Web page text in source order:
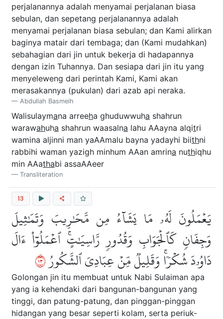
perjalanannya adalah menyamai perjalanan biasa
sebulan, dan sepetang perjalanannya adalah
menyamai perjalanan biasa sebulan; dan Kami alirkan
baginya matair dari tembaga; dan (Kami mudahkan)
sebahagian dari jin untuk bekerja di hadapannya
dengan izin Tuhannya. Dan sesiapa dari jin itu yang
menyeleweng dari perintah Kami, Kami akan
merasakannya (pukulan) dari azab api neraka.
Abdullah Basmeih
Walisulaymana arreeha ghuduwwuha shahrun
warawahuha shahrun waasalna lahu AAayna alqitri
wamina aljinni man yaAAmalu bayna yadayhi biithni
rabbihi waman yazigh minhum AAan amrina nuthiqhu
min AAathabi assaAAeer
Transliteration
13
يَعۡمَلُونَ لَهُۥ مَا يَشَآءُ مِن مَّحَٰرِيبَ وَتَمَٰثِيلَ
وَجِفَانٖ كَٱلۡجَوَابِ وَقُدُورٖ رَّاسِيَٰتٍۚ ٱعۡمَلُوٓاْ ءَالَ
دَاوُۥدَ شُكۡرٗاۚ وَقَلِيلٞ مِّنۡ عِبَادِيَ ٱلشَّكُورُ٣١
Golongan jin itu membuat untuk Nabi Sulaiman apa
yang ia kehendaki dari bangunan-bangunan yang
tinggi, dan patung-patung, dan pinggan-pinggan
hidangan yang besar seperti kolam, serta periuk-